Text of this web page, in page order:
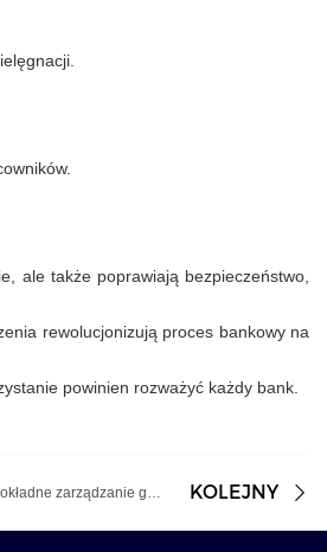
ale także poprawiają bezpieczeństwo,
rewolucjonizują proces bankowy na
powinien rozważyć każdy bank.
Kluczowe cechy dobrej liczarki banknotów umożliwiające wydajne i dokładne zarządzanie gotówką KOLEJNY